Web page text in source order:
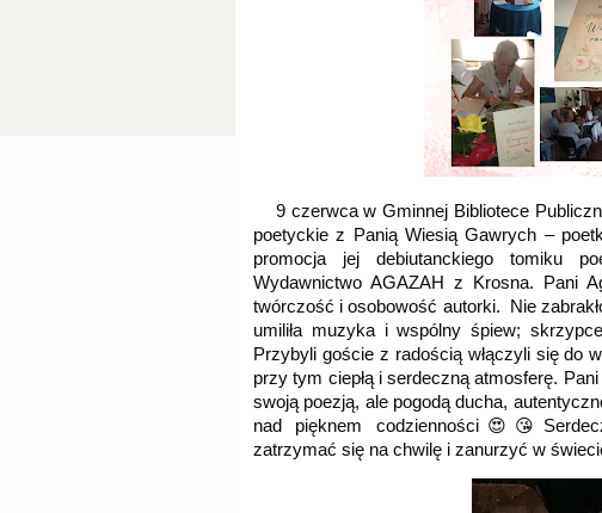
9 czerwca w Gminnej Bibliotece
poetyckie z Panią Wiesią Gawrych –
promocja jej debiutanckiego tomiku
Wydawnictwo AGAZAH z Krosna. Pani
twórczość i osobowość autorki.  Nie
umiliła muzyka i wspólny śpiew;
Przybyli goście z radością włączyli się do
przy tym ciepłą i serdeczną atmosferę.
swoją poezją, ale pogodą ducha,
nad pięknem
zatrzymać się na chwilę i zanurzyć w